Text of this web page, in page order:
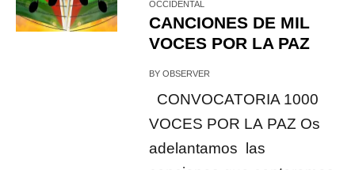
OCCIDENTAL
CANCIONES DE MIL
VOCES POR LA PAZ
BYOBSERVER
CONVOCATORIA 1000
VOCES POR LA PAZ Os
adelantamos las